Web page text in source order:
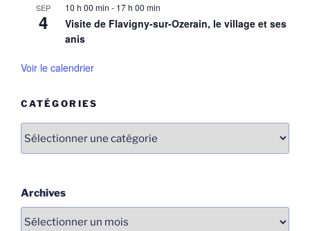
SEP
4
10 h 00 min - 17 h 00 min
Visite de Flavigny-sur-Ozerain, le village et ses
anis
Voir le calendrier
CATÉGORIES
Archives